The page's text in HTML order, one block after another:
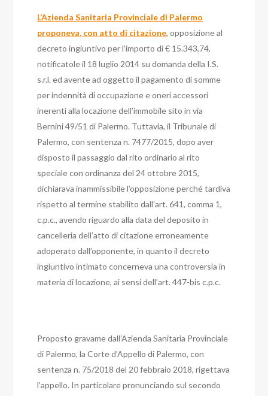
L’Azienda Sanitaria Provinciale di Palermo
proponeva, con atto di citazione, opposizione al
decreto ingiuntivo per l’importo di € 15.343,74,
notificatole il 18 luglio 2014 su domanda della I.S.
s.r.l. ed avente ad oggetto il pagamento di somme
per indennità di occupazione e oneri accessori
inerenti alla locazione dell’immobile sito in via
Bernini 49/51 di Palermo. Tuttavia, il Tribunale di
Palermo, con sentenza n. 7477/2015, dopo aver
disposto il passaggio dal rito ordinario al rito
speciale con ordinanza del 24 ottobre 2015,
dichiarava inammissibile l’opposizione perché tardiva
rispetto al termine stabilito dall’art. 641, comma 1,
c.p.c., avendo riguardo alla data del deposito in
cancelleria dell’atto di citazione erroneamente
adoperato dall’opponente, in quanto il decreto
ingiuntivo intimato concerneva una controversia in
materia di locazione, ai sensi dell’art. 447-bis c.p.c.
Proposto gravame dall’Azienda Sanitaria Provinciale
di Palermo, la Corte d’Appello di Palermo, con
sentenza n. 75/2018 del 20 febbraio 2018, rigettava
l’appello. In particolare pronunciando sul secondo